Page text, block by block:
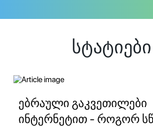
სტატიები
ებრაული გაკვეთილები
ინტერნეტით - როგორ